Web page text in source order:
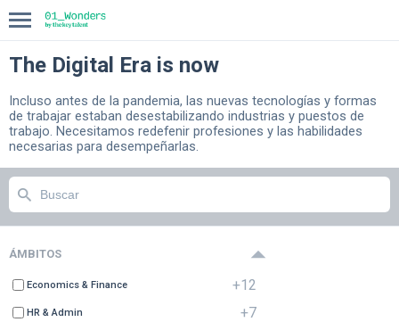
INICIO
COMPASS
The Digital Era is now
Incluso antes de la pandemia, las nuevas tecnologías y formas
de trabajar estaban desestabilizando industrias y puestos de
trabajo. Necesitamos redefenir profesiones y las habilidades
necesarias para desempeñarlas.
ÁMBITOS
Economics & Finance +12
HR & Admin +7